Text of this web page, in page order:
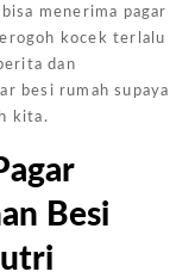
menerima pagar
kocek terlalu
dan
besi rumah supaya
kita.
Besi